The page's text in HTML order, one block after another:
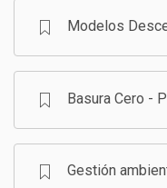
Modelos
Basura Cero -
Gestión